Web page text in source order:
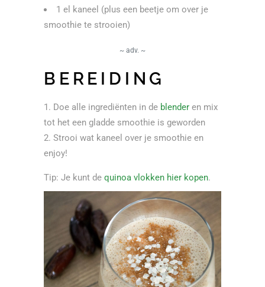
1 el kaneel (plus een beetje om over je
smoothie te strooien)
~ adv. ~
BEREIDING
Doe alle ingrediënten in de blender en mix
tot het een gladde smoothie is geworden
Strooi wat kaneel over je smoothie en
enjoy!
Tip: Je kunt de quinoa vlokken hier kopen.